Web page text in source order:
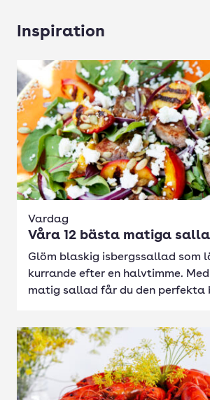
Inspiration
Vardag
Våra 12 bästa matiga
Glöm blaskig isbergssallad som
kurrande efter en halvtimme.
matig sallad får du den perfekta